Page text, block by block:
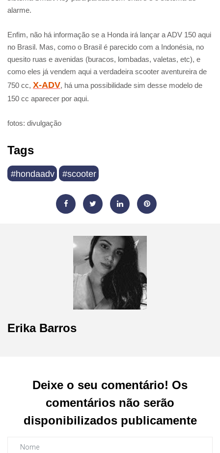
alarme.
Enfim, não há informação se a Honda irá lançar a ADV 150 aqui
no Brasil. Mas, como o Brasil é parecido com a Indonésia, no
quesito ruas e avenidas (buracos, lombadas, valetas, etc), e
como eles já vendem aqui a verdadeira scooter aventureira de
750 cc, X-ADV, há uma possibilidade sim desse modelo de
150 cc aparecer por aqui.
fotos: divulgação
Tags
#hondaadv #scooter
Erika Barros
Deixe o seu comentário! Os
comentários não serão
disponibilizados publicamente